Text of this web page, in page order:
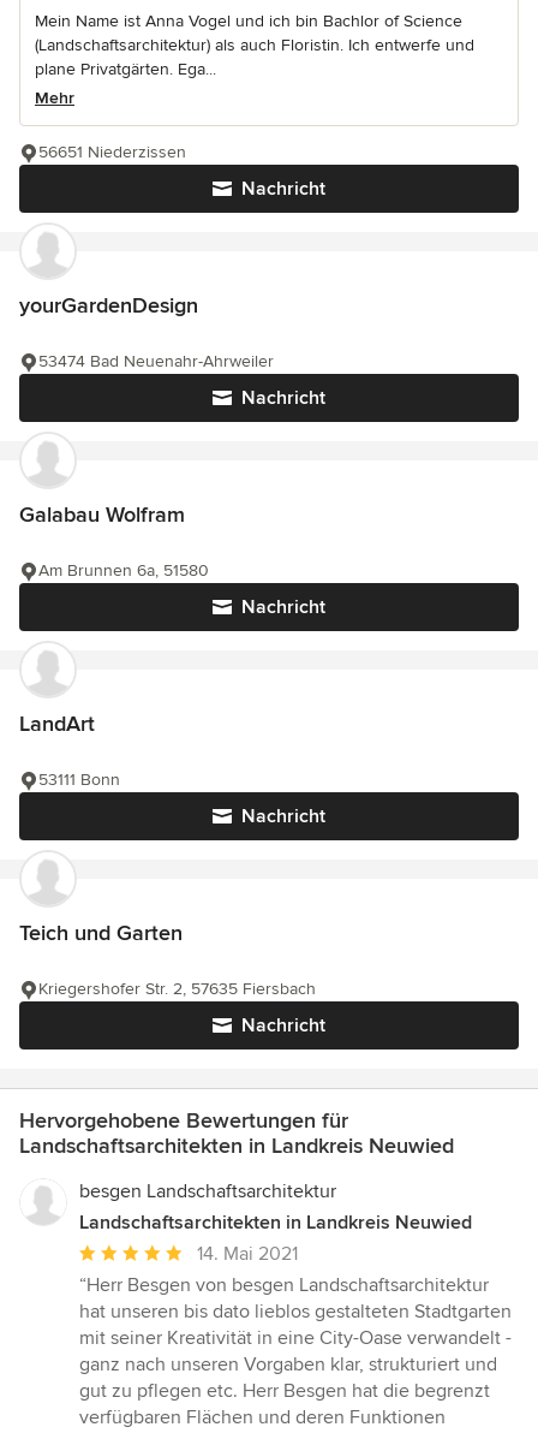
Mein Name ist Anna Vogel und ich bin Bachlor of Science
(Landschaftsarchitektur) als auch Floristin. Ich entwerfe und
plane Privatgärten. Ega...
Mehr
Nachricht
56651 Niederzissen
yourGardenDesign
Nachricht
53474 Bad Neuenahr-Ahrweiler
Galabau Wolfram
Nachricht
Am Brunnen 6a, 51580
LandArt
Nachricht
53111 Bonn
Teich und Garten
Nachricht
Kriegershofer Str. 2, 57635 Fiersbach
Hervorgehobene Bewertungen für
Landschaftsarchitekten in Landkreis Neuwied
besgen Landschaftsarchitektur
Landschaftsarchitekten in Landkreis Neuwied
Durchschnittliche
Bewertung:
5
von
5
Sternen
14. Mai 2021
“Herr Besgen von besgen Landschaftsarchitektur
hat unseren bis dato lieblos gestalteten Stadtgarten
mit seiner Kreativität in eine City-Oase verwandelt -
ganz nach unseren Vorgaben klar, strukturiert und
gut zu pflegen etc. Herr Besgen hat die begrenzt
verfügbaren Flächen und deren Funktionen